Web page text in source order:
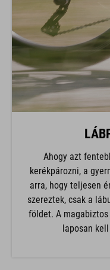
Ahogy azt
kerékpározni, a
arra, hogy teljesen
szereztek, csak a
földet. A
laposan